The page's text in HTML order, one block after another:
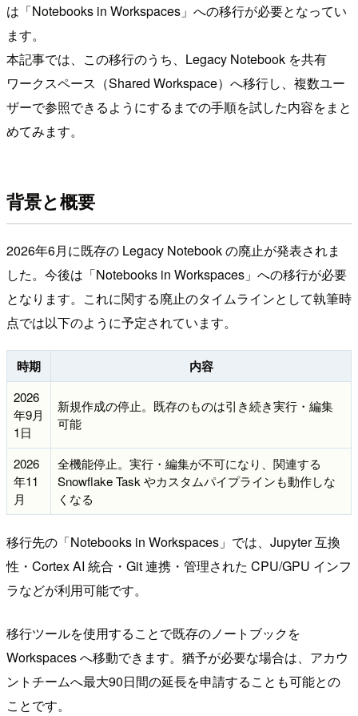
は「Notebooks in Workspaces」への移行が必要となってい
ます。
本記事では、この移行のうち、Legacy Notebook を共有
ワークスペース（Shared Workspace）へ移行し、複数ユー
ザーで参照できるようにするまでの手順を試した内容をまと
めてみます。
背景と概要
2026年6月に既存の Legacy Notebook の廃止が発表されま
した。今後は「Notebooks in Workspaces」への移行が必要
となります。これに関する廃止のタイムラインとして執筆時
点では以下のように予定されています。
時期 内容
2026
年9月
1日
新規作成の停止。既存のものは引き続き実行・編集
可能
2026
年11
月
全機能停止。実行・編集が不可になり、関連する
Snowflake Task やカスタムパイプラインも動作しな
くなる
移行先の「Notebooks in Workspaces」では、Jupyter 互換
性・Cortex AI 統合・Git 連携・管理された CPU/GPU インフ
ラなどが利用可能です。
移行ツールを使用することで既存のノートブックを
Workspaces へ移動できます。猶予が必要な場合は、アカウ
ントチームへ最大90日間の延長を申請することも可能との
ことです。